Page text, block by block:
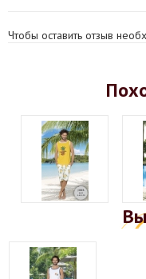
Чтобы оставить отзыв